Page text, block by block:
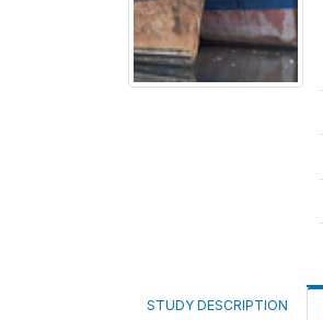
STUDY DESCRIPTION